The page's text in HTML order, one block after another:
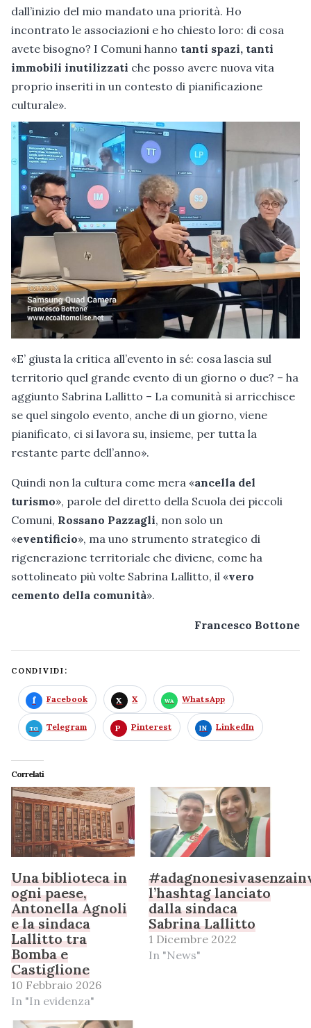
dall’inizio del mio mandato una priorità. Ho
incontrato le associazioni e ho chiesto loro: di cosa
avete bisogno? I Comuni hanno tanti spazi, tanti
immobili inutilizzati che posso avere nuova vita
proprio inseriti in un contesto di pianificazione
culturale».
«E’ giusta la critica all’evento in sé: cosa lascia sul
territorio quel grande evento di un giorno o due? – ha
aggiunto Sabrina Lallitto – La comunità si arricchisce
se quel singolo evento, anche di un giorno, viene
pianificato, ci si lavora su, insieme, per tutta la
restante parte dell’anno».
Quindi non la cultura come mera «ancella del
turismo», parole del diretto della Scuola dei piccoli
Comuni, Rossano Pazzagli, non solo un
«eventificio», ma uno strumento strategico di
rigenerazione territoriale che diviene, come ha
sottolineato più volte Sabrina Lallitto, il «vero
cemento della comunità».
Francesco Bottone
CONDIVIDI:
Facebook X WhatsApp
Telegram Pinterest LinkedIn
Correlati
Una biblioteca in
ogni paese,
Antonella Agnoli
e la sindaca
Lallitto tra
Bomba e
Castiglione
10 Febbraio 2026
In "In evidenza"
l’hashtag lanciato
dalla sindaca
Sabrina Lallitto
1 Dicembre 2022
In "News"